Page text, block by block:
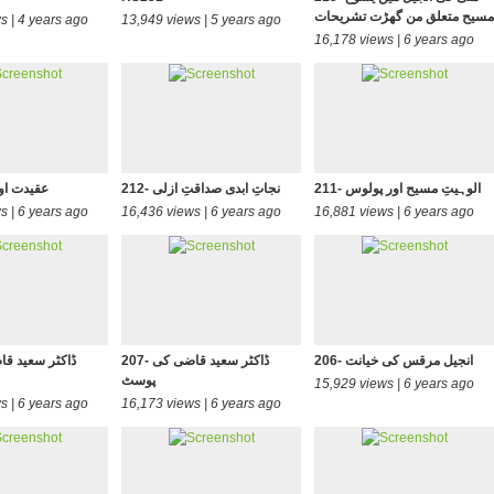
| 4 years ago
13,949 views | 5 years ago
مسیح متعلق من گھڑت تشریحات
16,178 views | 6 years ago
213- عقیدت
| 6 years ago
212- نجاتِ ابدی صداقتِ ازلی
16,436 views | 6 years ago
211- الوہیتِ مسیح اور پولوس
16,881 views | 6 years ago
| 6 years ago
207- ڈاکٹر سعید قاضی کی
پوسٹ
16,173 views | 6 years ago
206- انجیل مرقس کی خیانت
15,929 views | 6 years ago